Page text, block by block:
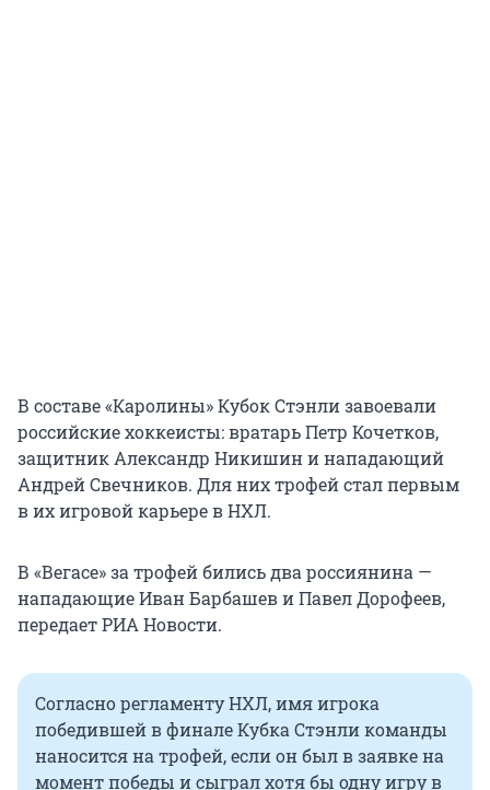
В составе «Каролины» Кубок Стэнли завоевали
российские хоккеисты: вратарь Петр Кочетков,
защитник Александр Никишин и нападающий
Андрей Свечников. Для них трофей стал первым
в их игровой карьере в НХЛ.
В «Вегасе» за трофей бились два россиянина —
нападающие Иван Барбашев и Павел Дорофеев,
передает РИА Новости.
Согласно регламенту НХЛ, имя игрока
победившей в финале Кубка Стэнли команды
наносится на трофей, если он был в заявке на
момент победы и сыграл хотя бы одну игру в